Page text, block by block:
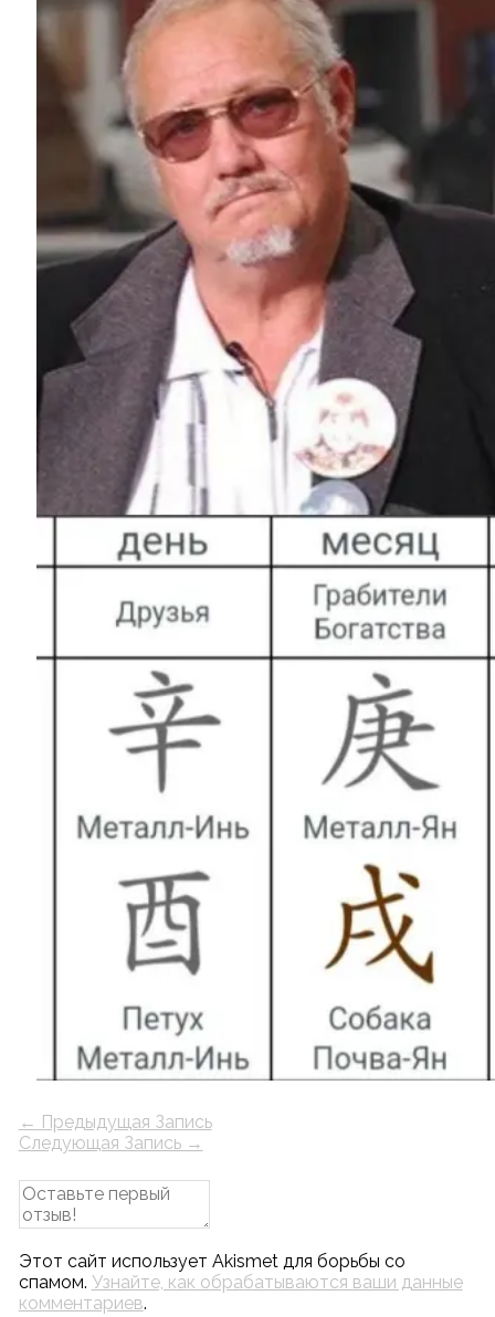
← Предыдущая Запись
Следующая Запись →
Этот сайт использует Akismet для борьбы со
спамом. Узнайте, как обрабатываются ваши данные
комментариев.